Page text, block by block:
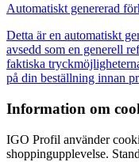
Automatiskt genererad
Detta är en automatiskt
avsedd som en generell
faktiska
på din beställning innan
Information om
IGO Profil använder
shoppingupplevelse.